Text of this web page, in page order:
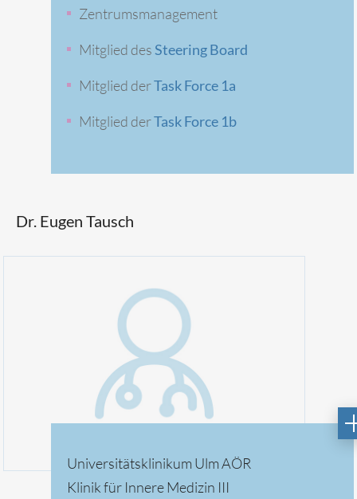
Zentrumsmanagement
Mitglied desSteering Board
Mitglied derTask Force 1a
Mitglied derTask Force 1b
Dr. Eugen Tausch
Universitätsklinikum Ulm AÖR
Klinik für Innere Medizin III